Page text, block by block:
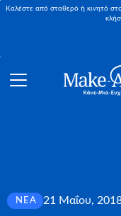
Καλέστε από σταθερό ή κινητό
ΝΈΑ 21 Μαΐου,